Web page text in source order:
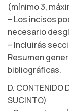
(mínimo 3,
– Los incisos
necesario
– Incluirás
Resumen
bibliográficas.
D. CONTENIDO
SUCINTO)